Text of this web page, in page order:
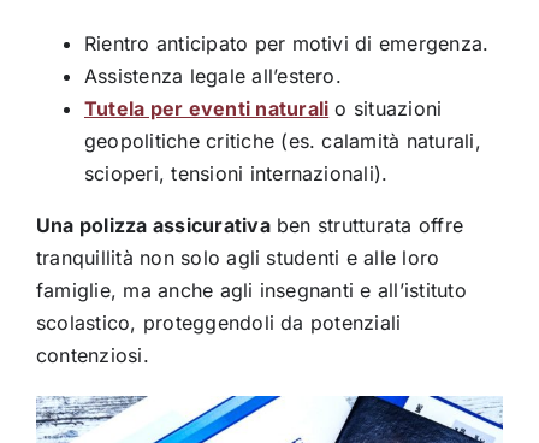
Rientro anticipato per motivi di emergenza.
Assistenza legale all’estero.
Tutela per eventi naturali o situazioni
geopolitiche critiche (es. calamità naturali,
scioperi, tensioni internazionali).
Una polizza assicurativaben strutturata offre
tranquillità non solo agli studenti e alle loro
famiglie, ma anche agli insegnanti e all’istituto
scolastico, proteggendoli da potenziali
contenziosi.